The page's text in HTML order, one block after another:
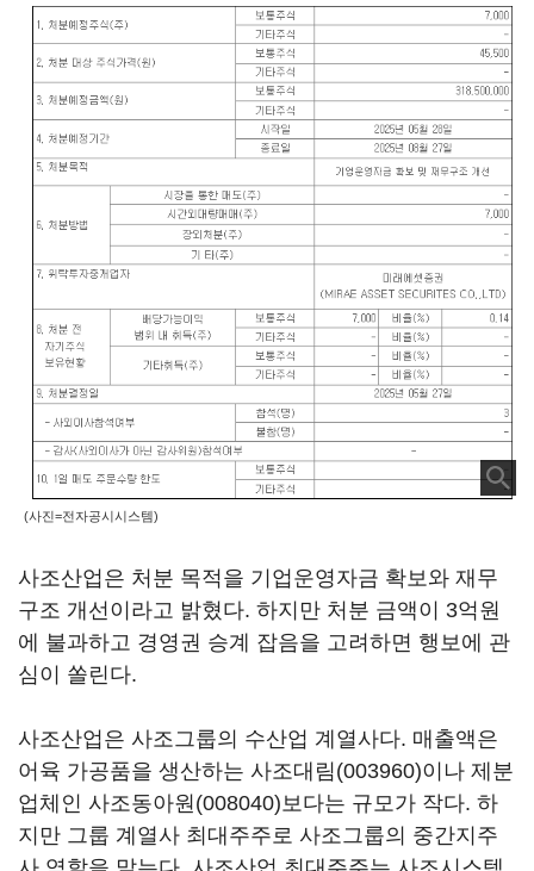
(사진=전자공시시스템)
사조산업은 처분 목적을 기업운영자금 확보와 재무
구조 개선이라고 밝혔다. 하지만 처분 금액이 3억원
에 불과하고 경영권 승계 잡음을 고려하면 행보에 관
심이 쏠린다.
사조산업은 사조그룹의 수산업 계열사다. 매출액은
어육 가공품을 생산하는 사조대림(003960)이나 제분
업체인 사조동아원(008040)보다는 규모가 작다. 하
지만 그룹 계열사 최대주주로 사조그룹의 중간지주